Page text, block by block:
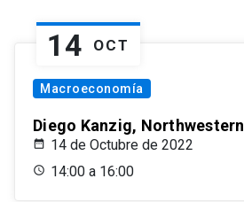
14 OCT
Macroeconomía
Diego Kanzig, Northwestern
14 de Octubre de 2022
14:00 a 16:00